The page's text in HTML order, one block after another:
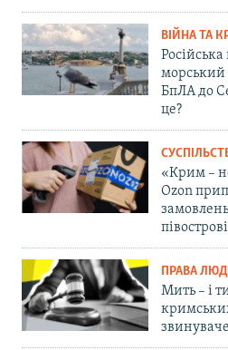
ВІЙНА ТА
морський
БпЛА до
це?
«Крим –
Ozon
півострові
ПРАВА
Мить – і